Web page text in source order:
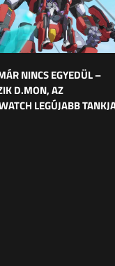
NINCS EGYEDÜL –
D.MON, AZ
LEGÚJABB